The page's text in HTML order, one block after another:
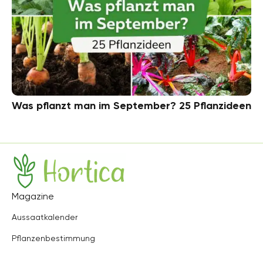
Was pflanzt man im September? 25 Pflanzideen
Hortica
Magazine
Aussaatkalender
Pflanzenbestimmung